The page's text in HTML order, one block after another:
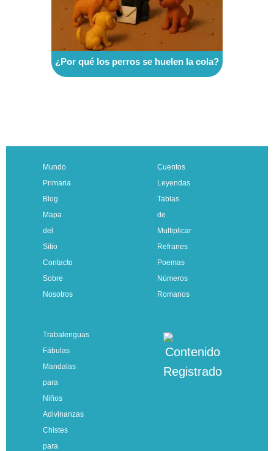
¿Por qué los perros se huelen la cola?
Mundo
Primaria
Blog
Mapa
del
Sitio
Contacto
Sobre
Nosotros
Cuentos
Leyendas
Tablas
de
Multiplicar
Refranes
Poemas
Números
Romanos
Trabalenguas
Fábulas
Mandalas
para
Niños
Adivinanzas
Chistes
para